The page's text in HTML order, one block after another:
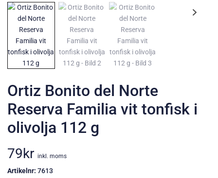
Ortiz Bonito del Norte
Reserva Familia vit tonfisk i
olivolja 112 g
79kr inkl. moms
Artikelnr: 7613